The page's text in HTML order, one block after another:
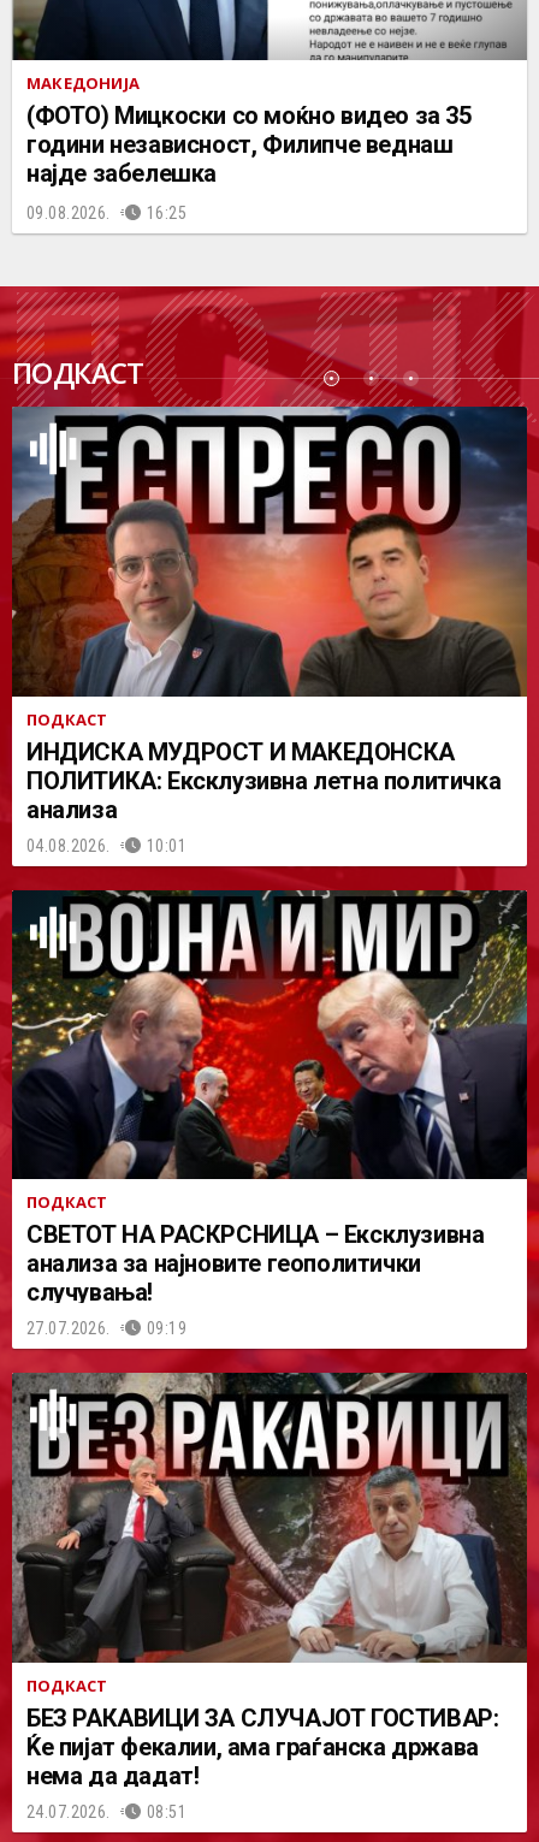
МАКЕДОНИЈА
(ФОТО) Мицкоски со моќно видео за 35
години независност, Филипче веднаш
најде забелешка
09.08.2026. 16:25
ПОДКАСТ
ПОДК
АСТ
ПОДКАСТ
ИНДИСКА МУДРОСТ И МАКЕДОНСКА
ПОЛИТИКА: Ексклузивна летна политичка
анализа
04.08.2026. 10:01
ПОДКАСТ
СВЕТОТ НА РАСКРСНИЦА – Ексклузивна
анализа за најновите геополитички
случувања!
27.07.2026. 09:19
ПОДКАСТ
БЕЗ РАКАВИЦИ ЗА СЛУЧАЈОТ ГОСТИВАР:
Ќе пијат фекалии, ама граѓанска држава
нема да дадат!
24.07.2026. 08:51